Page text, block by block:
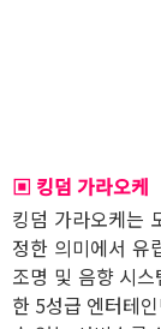
▣ 킹덤 가라오케
킹덤 가라오케는
정한 의미에서 유
조명 및 음향 시
한 5성급 엔터테